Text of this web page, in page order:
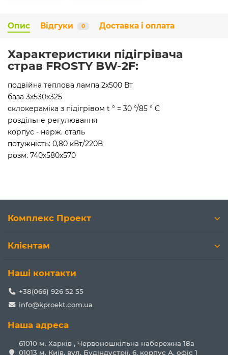
Опис Відгуки 0 Доставка і оплата
Характеристики підігрівача
страв FROSTY BW-2F:
подвійна теплова лампа 2х500 Вт
база 3х530х325
склокераміка з підігрівом t ° = 30 °/85 ° C
роздільне регулювання
корпус - нерж. сталь
потужність: 0,80 кВт/220В
розм. 740x580x570
Комплекс Проект
Клієнтам
Наші контакти
+38(066) 926 52 55
info@kproekt.com.ua
Наша адреса
61010 м. Харків , Червоношкільна набережна 18а
01013 м. Київ, вул. Будіндустрії, 6, корпус А, офіс 1